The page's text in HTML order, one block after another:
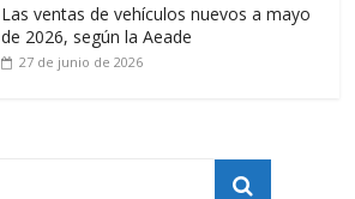
Las ventas de vehículos nuevos a mayo
de 2026, según la Aeade
27 de junio de 2026